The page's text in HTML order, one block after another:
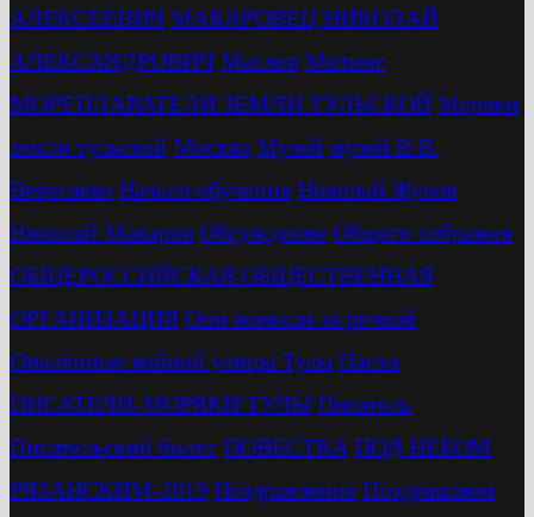
АЛЕКСЕЕВИЧ МАКАРОВЕЦ НИКОЛАЙ
АЛЕКСАНДРОВИЧ Маслов Митинг
МОРЕПЛАВАТЕЛИ ЗЕМЛИ ТУЛЬСКОЙ Моряки
земли тульской Москва Музей музей В.В.
Вересаева Начало обучения Николай Жуков
Николай Макаров Обсуждение Общего собрания
ОБЩЕРОССИЙСКАЯ ОБЩЕСТВЕННАЯ
ОРГАНИЗАЦИЯ Они воевали за речкой
Опалённые войной улицы Тулы Пасха
ПИСАТЕЛИ-МОРЯКИ ТУЛЫ Писатель
Писательский билет ПОВЕСТКА ПОД НЕБОМ
РЯЗАНСКИМ-2019 Поздравление Поздравляем